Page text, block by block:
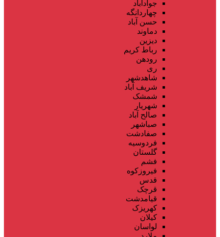
جوادآباد
چهاردانگه
حسن آباد
دماوند
دیزین
رباط کریم
رودهن
ری
شاهدشهر
شریف آباد
شمشک
شهریار
صالح آباد
صباشهر
صفادشت
فردوسیه
گلستان
فشم
فیروزکوه
قدس
قرچک
قیامدشت
کهریزک
کیلان
لواسان